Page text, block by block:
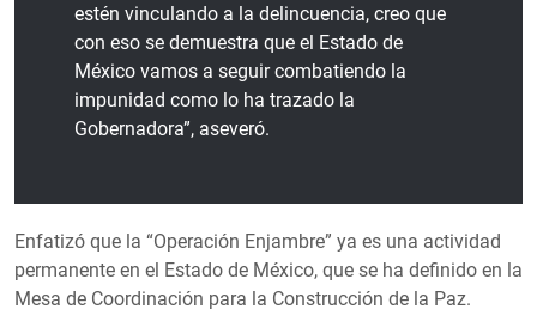
estén vinculando a la delincuencia, creo que
con eso se demuestra que el Estado de
México vamos a seguir combatiendo la
impunidad como lo ha trazado la
Gobernadora”, aseveró.
Enfatizó que la “Operación Enjambre” ya es una actividad
permanente en el Estado de México, que se ha definido en la
Mesa de Coordinación para la Construcción de la Paz.